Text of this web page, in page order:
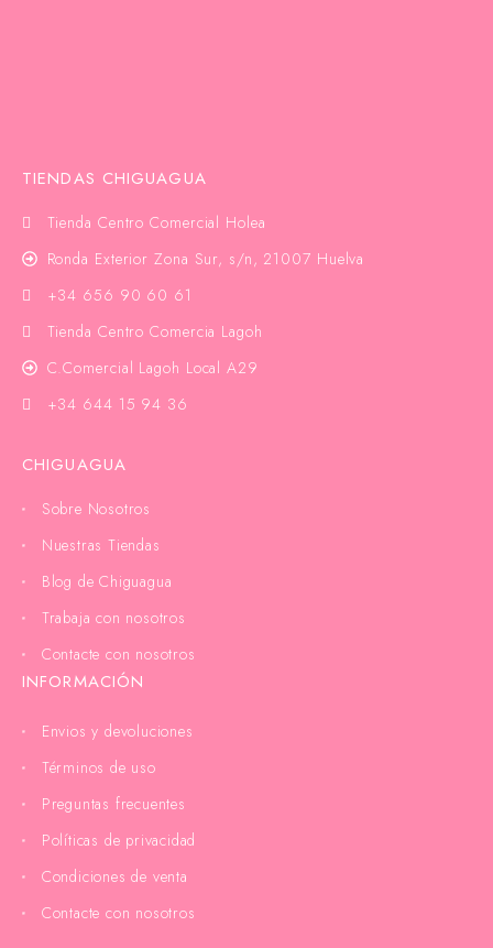
TIENDAS CHIGUAGUA
Tienda Centro Comercial Holea
Ronda Exterior Zona Sur, s/n, 21007 Huelva
+34 656 90 60 61
Tienda Centro Comercia Lagoh
C.Comercial Lagoh Local A29
+34 644 15 94 36
CHIGUAGUA
Sobre Nosotros
Nuestras Tiendas
Blog de Chiguagua
Trabaja con nosotros
Contacte con nosotros
INFORMACIÓN
Envios y devoluciones
Términos de uso
Preguntas frecuentes
Políticas de privacidad
Condiciones de venta
Contacte con nosotros